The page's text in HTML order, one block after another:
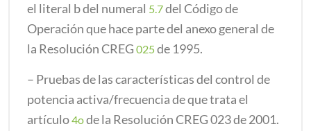
el literal b del numeral 5.7del Código de
Operación que hace parte del anexo general de
la Resolución CREG 025de 1995.
– Pruebas de las características del control de
potencia activa/frecuencia de que trata el
artículo4ode la Resolución CREG 023 de 2001.